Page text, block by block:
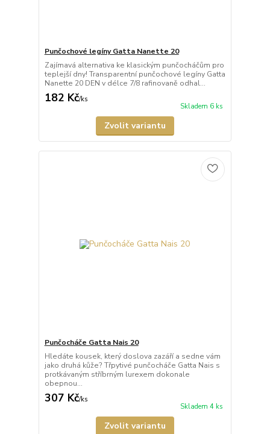
Punčochové legíny Gatta Nanette 20
Zajímavá alternativa ke klasickým punčocháčům pro
teplejší dny! Transparentní punčochové legíny Gatta
Nanette 20 DEN v délce 7/8 rafinovaně odhal...
182 Kč/ks
Skladem 6 ks
Zvolit variantu
Punčocháče Gatta Nais 20
Hledáte kousek, který doslova zazáří a sedne vám
jako druhá kůže? Třpytivé punčocháče Gatta Nais s
protkávaným stříbrným lurexem dokonale
obepnou...
307 Kč/ks
Skladem 4 ks
Zvolit variantu